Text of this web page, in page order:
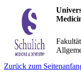
Zurück zum